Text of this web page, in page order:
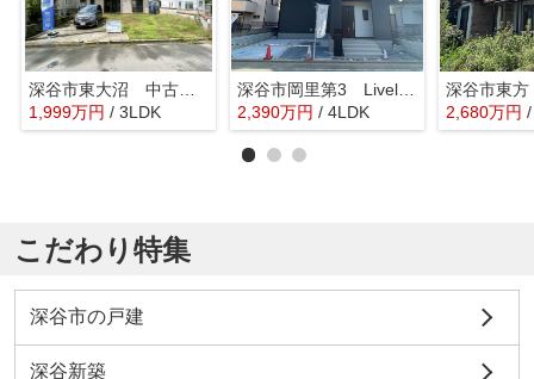
深谷市東大沼 中古戸建
1,999万円 / 3LDK
深谷市岡里第3 LiveleGarden.s 新築戸建 全1棟 1号棟
2,390万円 / 4LDK
深谷市東
2,680万円
こだわり特集
深谷市の戸建
深谷新築